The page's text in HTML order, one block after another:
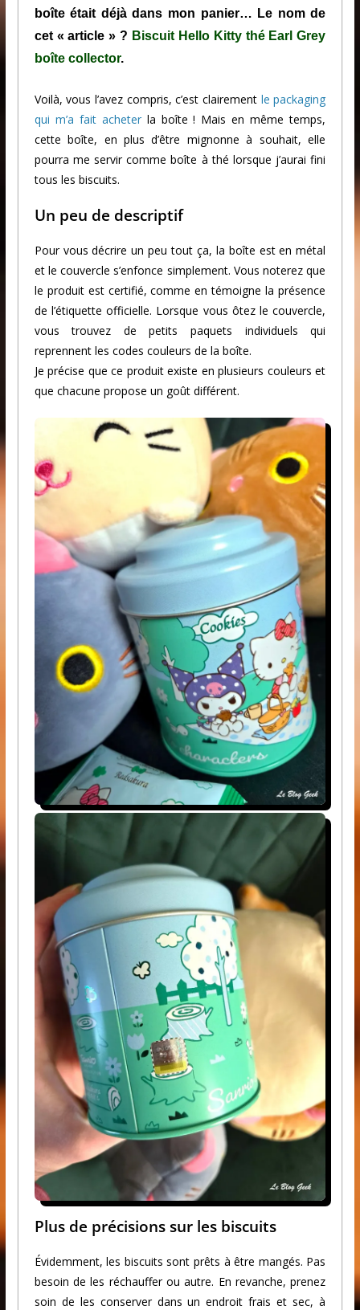
boîte était déjà dans mon panier… Le nom de
cet « article » ? Biscuit Hello Kitty thé Earl Grey
boîte collector.
Voilà, vous l’avez compris, c’est clairement le packaging
qui m’a fait acheterla boîte ! Mais en même temps,
cette boîte, en plus d’être mignonne à souhait, elle
pourra me servir comme boîte à thé lorsque j’aurai fini
tous les biscuits.
Un peu de descriptif
Pour vous décrire un peu tout ça, la boîte est en métal
et le couvercle s’enfonce simplement. Vous noterez que
le produit est certifié, comme en témoigne la présence
de l’étiquette officielle. Lorsque vous ôtez le couvercle,
vous trouvez de petits paquets individuels qui
reprennent les codes couleurs de la boîte.
Je précise que ce produit existe en plusieurs couleurs et
que chacune propose un goût différent.
Plus de précisions sur les biscuits
Évidemment, les biscuits sont prêts à être mangés. Pas
besoin de les réchauffer ou autre. En revanche, prenez
soin de les conserver dans un endroit frais et sec, à